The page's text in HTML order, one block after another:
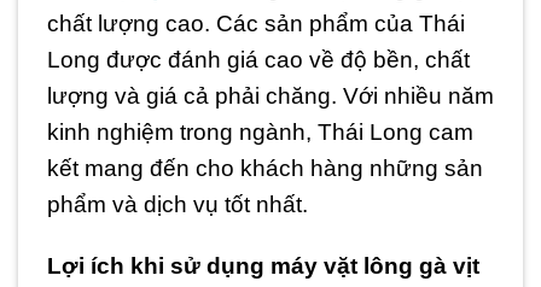
chất lượng cao. Các sản phẩm của Thái
Long được đánh giá cao về độ bền, chất
lượng và giá cả phải chăng. Với nhiều năm
kinh nghiệm trong ngành, Thái Long cam
kết mang đến cho khách hàng những sản
phẩm và dịch vụ tốt nhất.
Lợi ích khi sử dụng máy vặt lông gà vịt